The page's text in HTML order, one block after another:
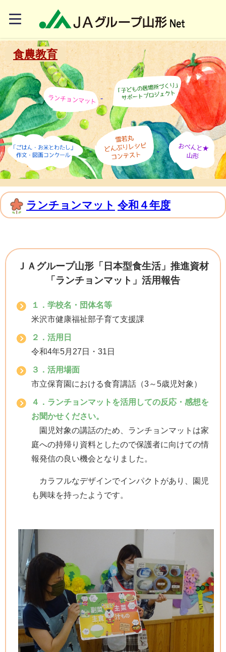
食農教育
ランチョンマット 令和４年度
ＪＡグループ山形「日本型食生活」推進資材
「ランチョンマット」活用報告
１．学校名・団体名等
米沢市健康福祉部子育て支援課
２．活用日
令和4年5月27日・31日
３．活用場面
市立保育園における食育講話（3～5歳児対象）
４．ランチョンマットを活用しての反応・感想を
お聞かせください。
園児対象の講話のため、ランチョンマットは家
庭への持帰り資料としたので保護者に向けての情
報発信の良い機会となりました。
カラフルなデザインでインパクトがあり、園児
も興味を持ったようです。